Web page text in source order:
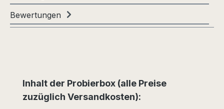
Bewertungen
Produktgalerie überspringen
Inhalt der Probierbox (alle Preise
zuzüglich Versandkosten):